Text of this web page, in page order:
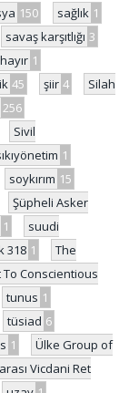
150 sağlık 1
savaş karşıtlığı 3
1
45 şiir 4
Silah
256
Sivil
1
soykırım 15
Şüpheli Asker
1
suudi
318 1
The
Conscientious
tunus 1
tüsiad 6
1
Ülke Group of
Vicdani Ret